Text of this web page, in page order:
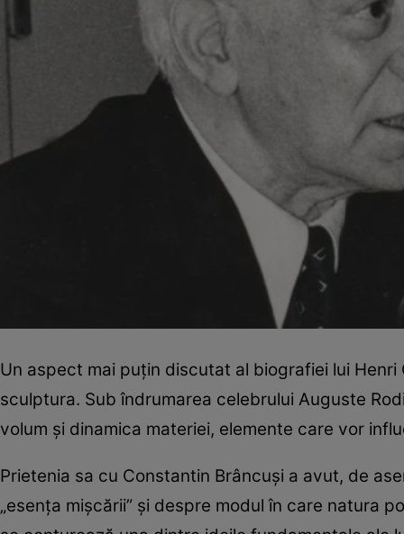
Un aspect mai puțin discutat al biografiei lui
sculptura. Sub îndrumarea celebrului Auguste
volum și dinamica materiei, elemente care vor
Prietenia sa cu Constantin Brâncuși a avut, de
„esența mișcării” și despre modul în care natura